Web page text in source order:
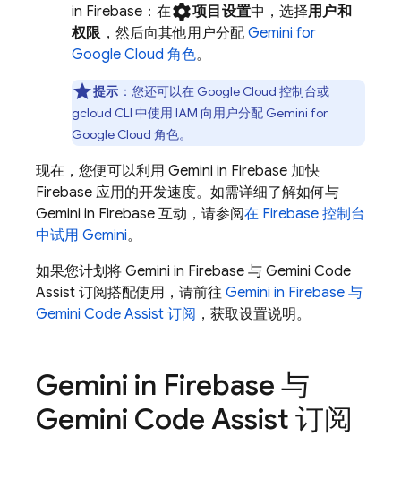
in Firebase ：在settings项目设置中，选择用户和
权限，然后向其他用户分配 Gemini for
Google Cloud 角色。
提示 ：您还可以在 Google Cloud 控制台或
gcloud CLI 中使用 IAM 向用户分配 Gemini for
Google Cloud 角色。
现在，您便可以利用 Gemini in Firebase 加快
Firebase 应用的开发速度。如需详细了解如何与
Gemini in Firebase 互动，请参阅在 Firebase 控制台
中试用 Gemini。
如果您计划将 Gemini in Firebase 与 Gemini Code
Assist 订阅搭配使用，请前往 Gemini in Firebase 与
Gemini Code Assist 订阅 ，获取设置说明。
Gemini in Firebase 与
Gemini Code Assist 订阅